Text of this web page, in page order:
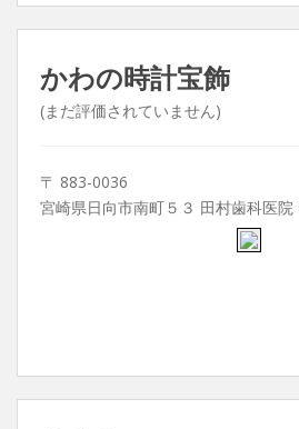
かわの時計宝飾
(まだ評価されていません)
〒 883-0036
宮崎県日向市南町５３ 田村歯科医院